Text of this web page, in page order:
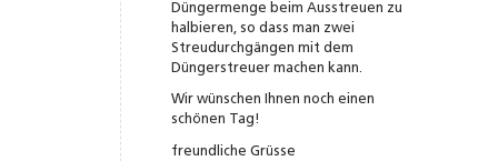
Düngermenge beim Ausstreuen zu
halbieren, so dass man zwei
Streudurchgängen mit dem
Düngerstreuer machen kann.
Wir wünschen Ihnen noch einen
schönen Tag!
freundliche Grüsse